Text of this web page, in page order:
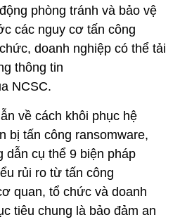
phòng tránh và bảo vệ
các nguy cơ tấn công
doanh nghiệp có thể tải
thông tin
NCSC.
về cách khôi phục hệ
bị tấn công ransomware,
dẫn cụ thể 9 biện pháp
rủi ro từ tấn công
quan, tổ chức và doanh
tiêu chung là bảo đảm an